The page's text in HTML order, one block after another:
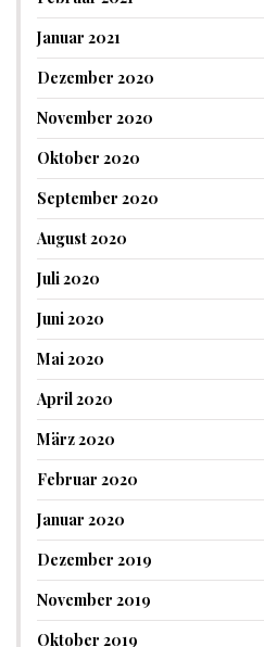
Januar 2021
Dezember 2020
November 2020
Oktober 2020
September 2020
August 2020
Juli 2020
Juni 2020
Mai 2020
April 2020
März 2020
Februar 2020
Januar 2020
Dezember 2019
November 2019
Oktober 2019